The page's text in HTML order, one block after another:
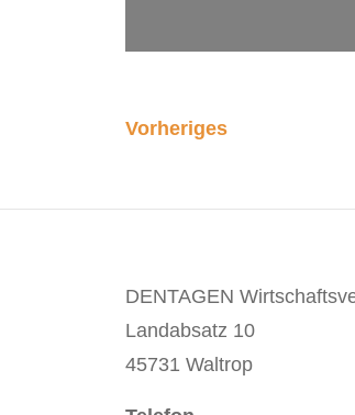
Vorheriges
DENTAGEN
Landabsatz 10
45731 Waltrop